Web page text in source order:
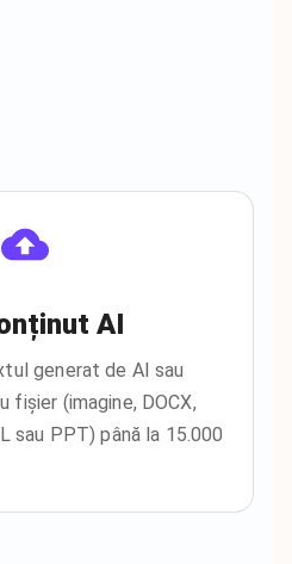
AI
generat de AI sau
fișier (imagine, DOCX,
sau PPT) până la 15.000